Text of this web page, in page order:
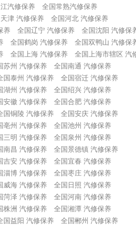
汽修保养
全国常熟汽修保养
津 汽修保养
全国河北 汽修保养
养
全国辽宁 汽修保养
全国沈阳 汽修保
全国鹤岗 汽修保养
全国双鸭山 汽修保
全国上海 汽修保养
全国上海市辖区 汽
苏州 汽修保养
全国南通 汽修保养
国泰州 汽修保养
全国宿迁 汽修保养
湖州 汽修保养
全国绍兴 汽修保养
安徽 汽修保养
全国合肥 汽修保养
国铜陵 汽修保养
全国安庆 汽修保养
亳州 汽修保养
全国池州 汽修保养
三明 汽修保养
全国泉州 汽修保养
南昌 汽修保养
全国景德镇 汽修保养
吉安 汽修保养
全国宜春 汽修保养
淄博 汽修保养
全国枣庄 汽修保养
威海 汽修保养
全国日照 汽修保养
菏泽 汽修保养
全国河南 汽修保养
株洲 汽修保养
全国湘潭 汽修保养
国益阳 汽修保养
全国郴州 汽修保养